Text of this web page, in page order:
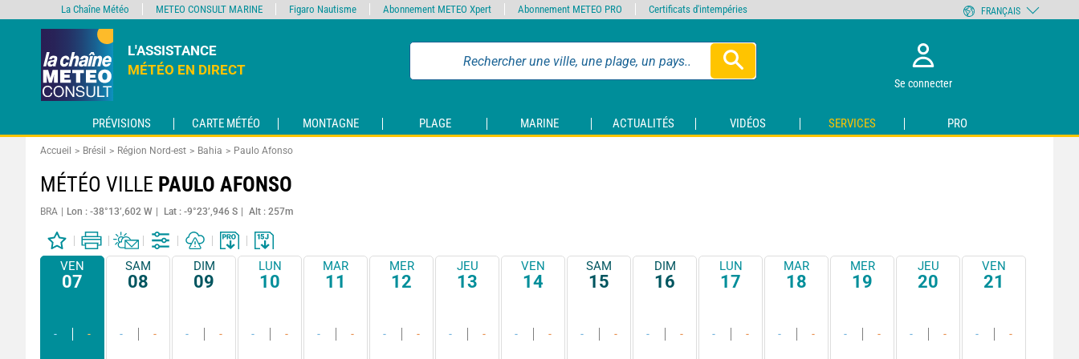
L'ASSISTANCE
MÉTÉO EN DIRECT
Se connecter
PRÉVISIONS CARTE MÉTÉO MONTAGNE PLAGE MARINE ACTUALITÉS VIDÉOS SERVICES PRO
Accueil Brésil Région Nord-est Bahia Paulo Afonso
MÉTÉO VILLE PAULO AFONSO
BRA Lon : -38°13’,602 W Lat : -9°23’,946 S Alt : 257m
VEN
07
- -
SAM
08
- -
DIM
09
- -
LUN
10
- -
MAR
11
- -
MER
12
- -
JEU
13
- -
VEN
14
- -
SAM
15
- -
DIM
16
- -
LUN
17
- -
MAR
18
- -
MER
19
- -
JEU
20
- -
VEN
21
- -
La Chaîne Météo METEO CONSULT MARINE Figaro Nautisme Abonnement METEO Xpert Abonnement METEO PRO Certificats d'intempéries FRANÇAIS